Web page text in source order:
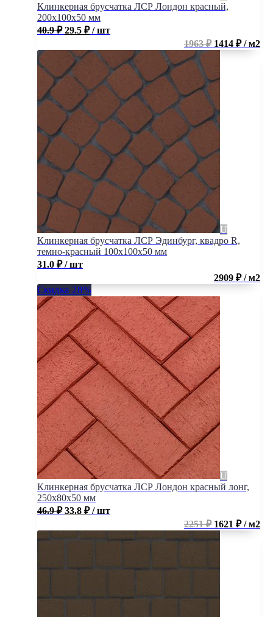
Клинкерная брусчатка ЛСР Лондон красный,
200x100x50 мм
40.9₽ 29.5 ₽ / шт
1963 ₽1414 ₽ / м2
Клинкерная брусчатка ЛСР Эдинбург, квадро R,
темно-красный 100x100x50 мм
31.0 ₽ / шт
2909 ₽ / м2
Скидка 28%
Клинкерная брусчатка ЛСР Лондон красный лонг,
250x80x50 мм
46.9₽ 33.8 ₽ / шт
2251 ₽1621 ₽ / м2